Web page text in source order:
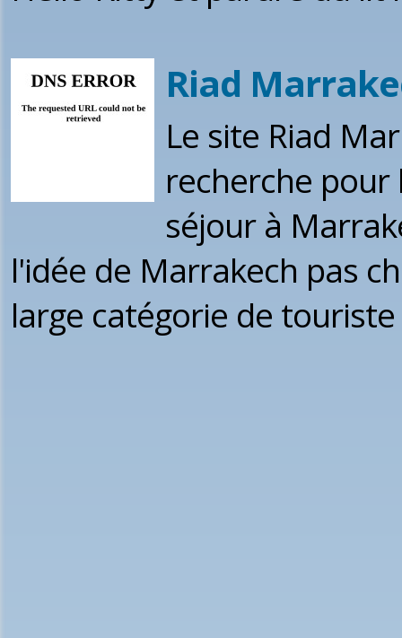
Riad
Le site Riad
recherche
séjour à
l'idée de Marrakech pas
large catégorie de